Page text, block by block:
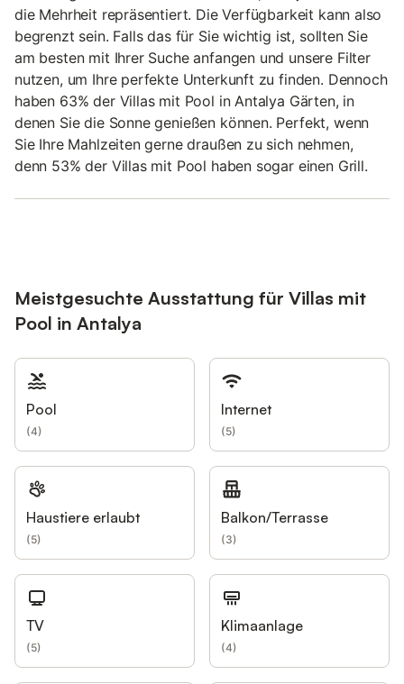
die Mehrheit repräsentiert. Die Verfügbarkeit kann also
begrenzt sein. Falls das für Sie wichtig ist, sollten Sie
am besten mit Ihrer Suche anfangen und unsere Filter
nutzen, um Ihre perfekte Unterkunft zu finden. Dennoch
haben 63% der Villas mit Pool in Antalya Gärten, in
denen Sie die Sonne genießen können. Perfekt, wenn
Sie Ihre Mahlzeiten gerne draußen zu sich nehmen,
denn 53% der Villas mit Pool haben sogar einen Grill.
Meistgesuchte Ausstattung für Villas mit
Pool in Antalya
Pool
(4)
Internet
(5)
Haustiere erlaubt
(5)
Balkon/Terrasse
(3)
TV
(5)
Klimaanlage
(4)